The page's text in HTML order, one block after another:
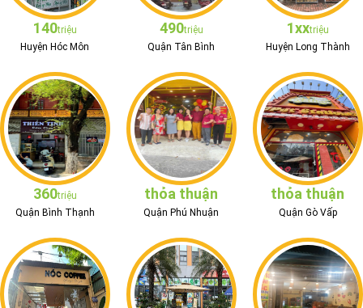
140triệu
Huyện Hóc Môn
490triệu
Quận Tân Bình
1xxtriệu
Huyện Long Thành
360triệu
Quận Bình Thạnh
thỏa thuận
Quận Phú Nhuận
thỏa thuận
Quận Gò Vấp